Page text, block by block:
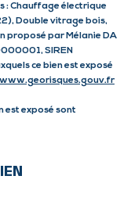
: Chauffage électrique
Double vitrage bois,
proposé par Mélanie DA
SIREN
ce bien est exposé
est exposé sont